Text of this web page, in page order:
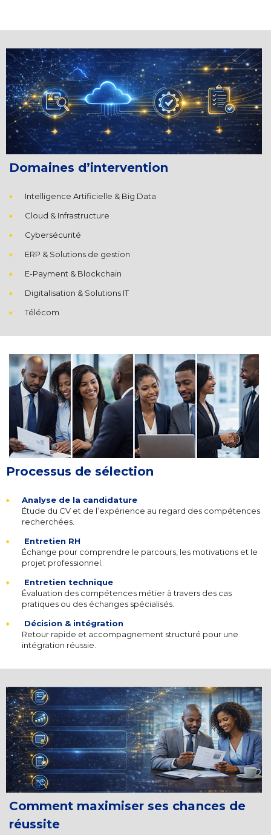
Domaines d’intervention
Intelligence Artificielle & Big Data
Cloud & Infrastructure
Cybersécurité
ERP & Solutions de gestion
E-Payment & Blockchain
Digitalisation & Solutions IT
Télécom
Processus de sélection
Analyse de la candidature
Étude du CV et de l’expérience au regard des compétences
recherchées.
Entretien RH
Échange pour comprendre le parcours, les motivations et le
projet professionnel.
Entretien technique
Évaluation des compétences métier à travers des cas
pratiques ou des échanges spécialisés.
Décision & intégration
Retour rapide et accompagnement structuré pour une
intégration réussie.
Comment maximiser ses chances de
réussite